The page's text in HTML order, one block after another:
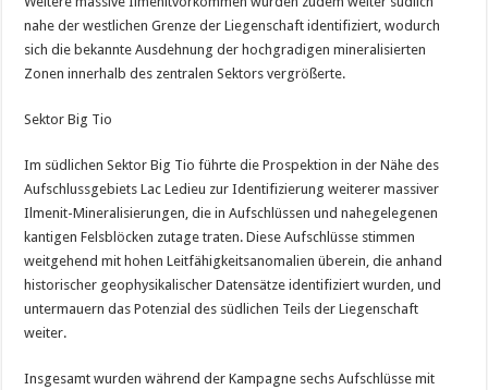
nahe der westlichen Grenze der Liegenschaft identifiziert, wodurch
sich die bekannte Ausdehnung der hochgradigen mineralisierten
Zonen innerhalb des zentralen Sektors vergrößerte.
Sektor Big Tio
Im südlichen Sektor Big Tio führte die Prospektion in der Nähe des
Aufschlussgebiets Lac Ledieu zur Identifizierung weiterer massiver
Ilmenit-Mineralisierungen, die in Aufschlüssen und nahegelegenen
kantigen Felsblöcken zutage traten. Diese Aufschlüsse stimmen
weitgehend mit hohen Leitfähigkeitsanomalien überein, die anhand
historischer geophysikalischer Datensätze identifiziert wurden, und
untermauern das Potenzial des südlichen Teils der Liegenschaft
weiter.
Insgesamt wurden während der Kampagne sechs Aufschlüsse mit